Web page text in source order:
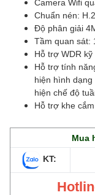
Chuẩn nén:
Độ phân giải
Tầm quan sát:
Hỗ trợ WDR
Hỗ trợ tính
hiện hình
hiện chế độ
Hỗ trợ khe
Mua
KT: